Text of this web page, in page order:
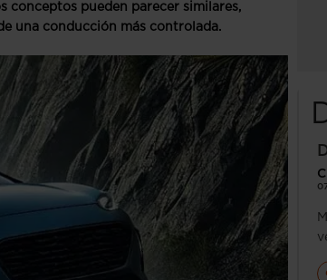
conceptos pueden parecer similares,
una conducción más controlada.